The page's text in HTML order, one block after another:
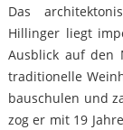
Das
Hillinger liegt
Ausblick auf den
traditionelle
bauschulen und
zog er mit 19